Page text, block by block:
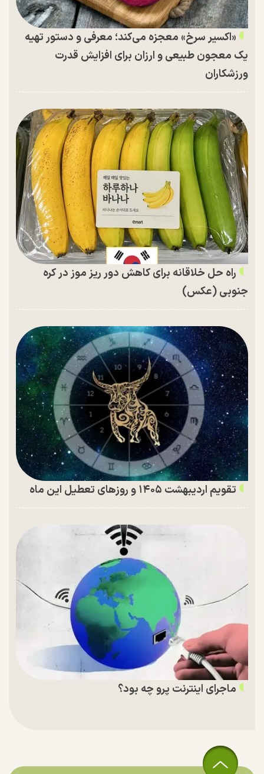
«اکسیر سرخ» معجزه می‌کند؛ معرفی و دستور تهیه
یک معجون طبیعی و ارزان برای افزایش قدرت
ورزشکاران
راه حل خلاقانه برای کاهش دور ریز موز در کره
جنوبی (عکس)
تقویم اردیبهشت ۱۴۰۵ و روز‌های تعطیل این ماه
ماجرای اینترنت پرو چه بود؟